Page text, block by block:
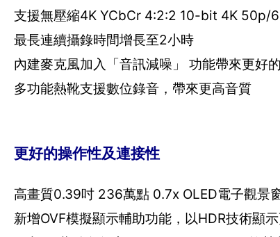
支援無壓縮4K YCbCr 4:2:2 10-bit 4K 50p/
最長連續攝錄時間增長至2小時
內建麥克風加入「音訊減噪」 功能帶來更好
多功能熱靴支援數位錄音，帶來更高音質
更好的操作性及連接性
高畫質0.39吋 236萬點 0.7x OLED電子觀景
新增OVF模擬顯示輔助功能，以HDR技術顯